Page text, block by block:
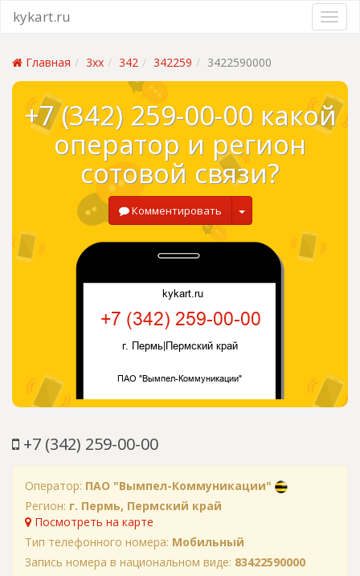
kykart.ru
Главная 3xx 342 342259 3422590000
+7 (342) 259-00-00 какой
оператор и регион
сотовой связи?
Комментировать
+7 (342) 259-00-00
Оператор: ПАО "Вымпел-Коммуникации"
Регион: г. Пермь, Пермский край
Посмотреть на карте
Тип телефонного номера: Мобильный
Запись номера в национальном виде: 83422590000